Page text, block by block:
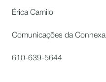
Érica Camilo
Comunicações da Connexa
610-639-5644